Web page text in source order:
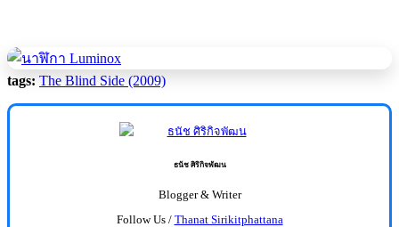
tags: The Blind Side (2009)
ธนัช ศิริกิจพัฒน
Blogger & Writer
Follow Us / Thanat Sirikitphattana